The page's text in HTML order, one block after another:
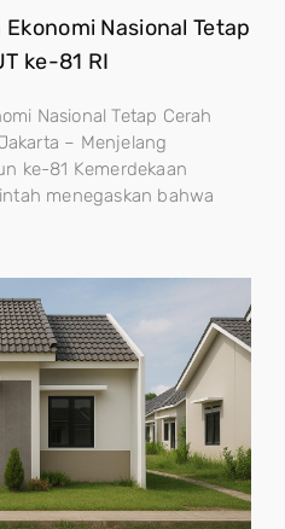
Nasional Tetap
ke-81 RI
Nasional Tetap Cerah
– Menjelang
ke-81 Kemerdekaan
menegaskan bahwa